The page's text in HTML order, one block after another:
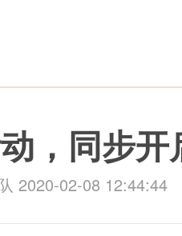
页，同步开
2020-02-08 12:44:44